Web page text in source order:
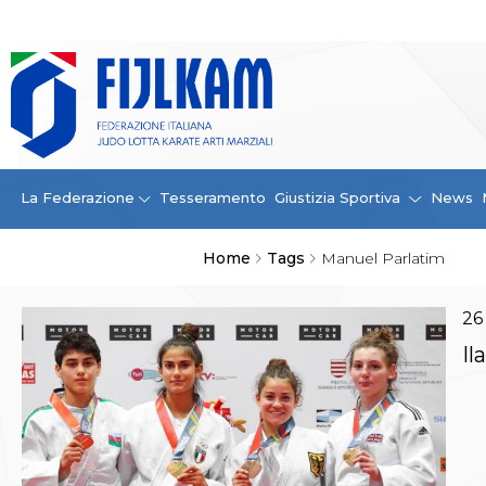
La Federazione Tesseramento Giustizia Sportiva News
Home Tags Manuel Parlatim
La Federazione
La FIJLKAM
Organigramma
Storia
Campioni di tutti i tempi
News
Convenzioni
Contatti
Safeguarding Policy
Ufficiali di Gara
Antidoping e tutela sanitaria
Tesseramento
Contatti
26